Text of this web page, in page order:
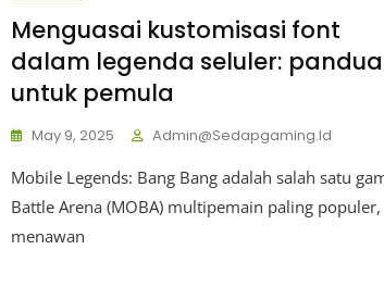
Menguasai kustomisasi font
dalam legenda seluler:
untuk pemula
May 9, 2025 Admin@sedapgaming.id
Mobile Legends: Bang Bang adalah salah satu
Battle Arena (MOBA) multipemain paling populer,
menawan